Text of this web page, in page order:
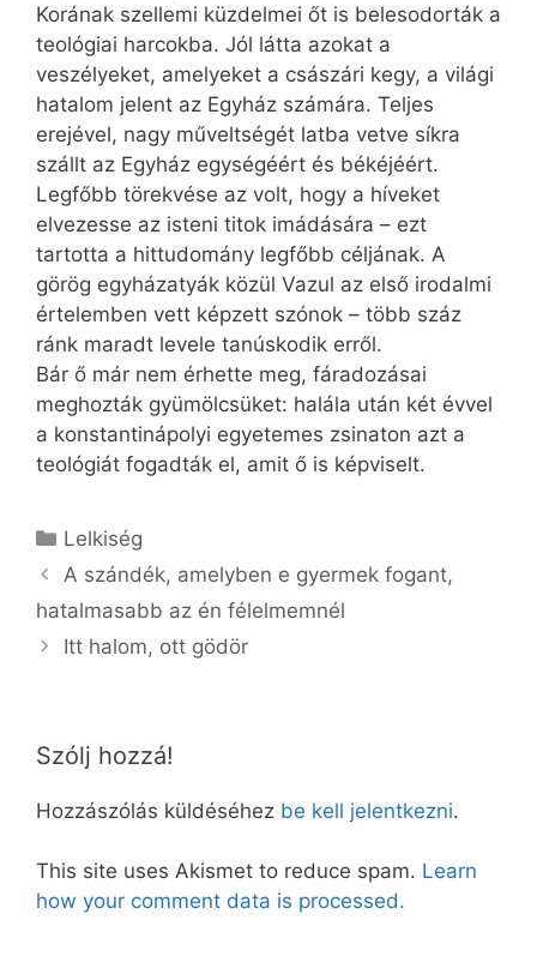
Korának szellemi küzdelmei őt is belesodorták a
teológiai harcokba. Jól látta azokat a
veszélyeket, amelyeket a császári kegy, a világi
hatalom jelent az Egyház számára. Teljes
erejével, nagy műveltségét latba vetve síkra
szállt az Egyház egységéért és békéjéért.
Legfőbb törekvése az volt, hogy a híveket
elvezesse az isteni titok imádására – ezt
tartotta a hittudomány legfőbb céljának. A
görög egyházatyák közül Vazul az első irodalmi
értelemben vett képzett szónok – több száz
ránk maradt levele tanúskodik erről.
Bár ő már nem érhette meg, fáradozásai
meghozták gyümölcsüket: halála után két évvel
a konstantinápolyi egyetemes zsinaton azt a
teológiát fogadták el, amit ő is képviselt.
Kategória
Lelkiség
A szándék, amelyben e gyermek fogant,
hatalmasabb az én félelmemnél
Itt halom, ott gödör
Szólj hozzá!
Hozzászólás küldéséhez be kell jelentkezni.
This site uses Akismet to reduce spam. Learn
how your comment data is processed.